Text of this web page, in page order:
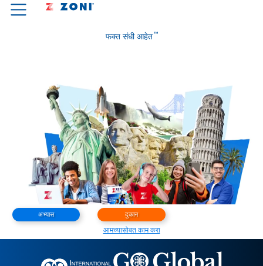
फक्त संधी आहेत™
अभ्यास दुकान
आमच्यासोबत काम करा